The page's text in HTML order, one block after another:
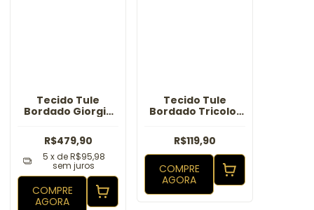
Tecido Tule
Bordado Giorgia
R$479,90
5 x deR$95,98
sem juros
COMPRE
AGORA
Tecido Tule
Bordado Tricolor
malva
R$119,90
COMPRE
AGORA